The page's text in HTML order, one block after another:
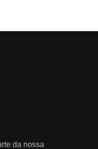
da nossa